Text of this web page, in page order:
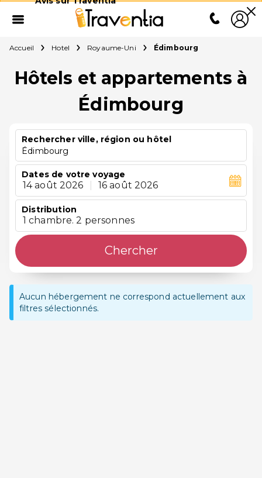
Accueil Hotel Royaume-Uni Édimbourg
Hôtels et appartements à
Édimbourg
Rechercher ville, région ou hôtel
Édimbourg
Dates de votre voyage
14 août 2026 16 août 2026
Distribution
1 chambre. 2 personnes
Chercher
Aucun hébergement ne correspond actuellement aux
filtres sélectionnés.